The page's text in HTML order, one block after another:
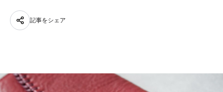
記事をシェア